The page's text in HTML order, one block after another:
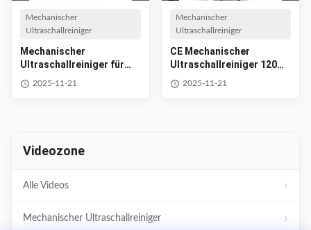
Mechanischer
Ultraschallreiniger
Mechanischer
Ultraschallreiniger für
industrielle
Ultraschallteile
2025-11-21
Mechanischer
Ultraschallreiniger
CE Mechanischer
Ultraschallreiniger 120W
3,2L Behälter zum
Entkalken
2025-11-21
Videozone
Alle Videos
Mechanischer Ultraschallreiniger